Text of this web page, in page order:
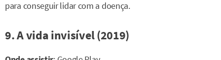
para conseguir lidar com a doença.
9. A vida invisível (2019)